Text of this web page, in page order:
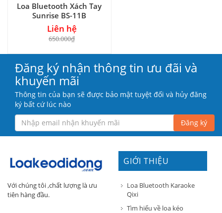
Loa Bluetooth Xách Tay
Sunrise BS-11B
Liên hệ
650.000₫
Đăng ký nhận thông tin ưu đãi và
khuyến mãi
Thông tin của bạn sẽ được bảo mật tuyệt đối và hủy đăng
ký bất cứ lúc nào
Đăng ký
Với chúng tôi ,chất lượng là ưu
tiên hàng đầu.
GIỚI THIỆU
Loa Bluetooth Karaoke
Qixi
Tìm hiểu về loa kéo